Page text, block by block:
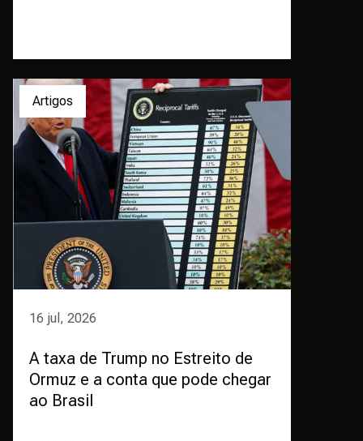
Artigos
16 jul, 2026
A taxa de Trump no Estreito de
Ormuz e a conta que pode chegar
ao Brasil